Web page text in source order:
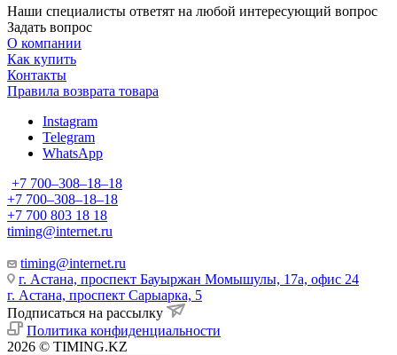
Наши специалисты ответят на любой интересующий вопрос
Задать вопрос
О компании
Как купить
Контакты
Правила возврата товара
Instagram
Telegram
WhatsApp
+7 700‒308‒18‒18
+7 700‒308‒18‒18
+7 700 803 18 18
timing@internet.ru
timing@internet.ru
г. Астана, проспект Бауыржан Момышулы, 17а, офис 24
г. Астана, проспект Сарыарка, 5
Подписаться на рассылку
Политика конфиденциальности
2026 © TIMING.KZ